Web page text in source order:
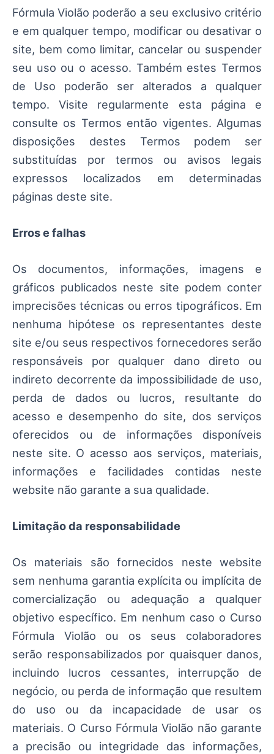
Fórmula Violão poderão a seu exclusivo critério
e em qualquer tempo, modificar ou desativar o
site, bem como limitar, cancelar ou suspender
seu uso ou o acesso. Também estes Termos
de Uso poderão ser alterados a qualquer
tempo. Visite regularmente esta página e
consulte os Termos então vigentes. Algumas
disposições destes Termos podem ser
substituídas por termos ou avisos legais
expressos localizados em determinadas
páginas deste site.
Erros e falhas
Os documentos, informações, imagens e
gráficos publicados neste site podem conter
imprecisões técnicas ou erros tipográficos. Em
nenhuma hipótese os representantes deste
site e/ou seus respectivos fornecedores serão
responsáveis por qualquer dano direto ou
indireto decorrente da impossibilidade de uso,
perda de dados ou lucros, resultante do
acesso e desempenho do site, dos serviços
oferecidos ou de informações disponíveis
neste site. O acesso aos serviços, materiais,
informações e facilidades contidas neste
website não garante a sua qualidade.
Limitação da responsabilidade
Os materiais são fornecidos neste website
sem nenhuma garantia explícita ou implícita de
comercialização ou adequação a qualquer
objetivo específico. Em nenhum caso o Curso
Fórmula Violão ou os seus colaboradores
serão responsabilizados por quaisquer danos,
incluindo lucros cessantes, interrupção de
negócio, ou perda de informação que resultem
do uso ou da incapacidade de usar os
materiais. O Curso Fórmula Violão não garante
a precisão ou integridade das informações,